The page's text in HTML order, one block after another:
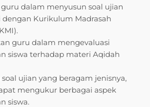
dalam menyusun soal ujian
dengan Kurikulum Madrasah
guru dalam mengevaluasi
siswa terhadap materi Aqidah
ujian yang beragam jenisnya,
mengukur berbagai aspek
siswa.